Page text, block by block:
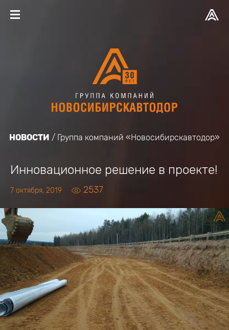
НОВОСТИ Группа компаний «Новосибирскавтодор»
Инновационное решение в проекте!
7 октября, 2019 2537